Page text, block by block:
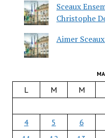
Sceaux
Christophe
Aimer
L M M
4
5 6